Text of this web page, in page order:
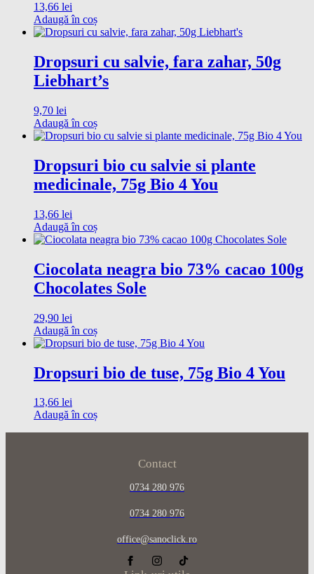
13,66 lei
Adaugă în coș
Dropsuri cu salvie, fara zahar, 50g
Liebhart’s
9,70 lei
Adaugă în coș
Dropsuri bio cu salvie si plante
medicinale, 75g Bio 4 You
13,66 lei
Adaugă în coș
Ciocolata neagra bio 73% cacao 100g
Chocolates Sole
29,90 lei
Adaugă în coș
Dropsuri bio de tuse, 75g Bio 4 You
13,66 lei
Adaugă în coș
Contact
0734 280 976
0734 280 976
office@sanoclick.ro